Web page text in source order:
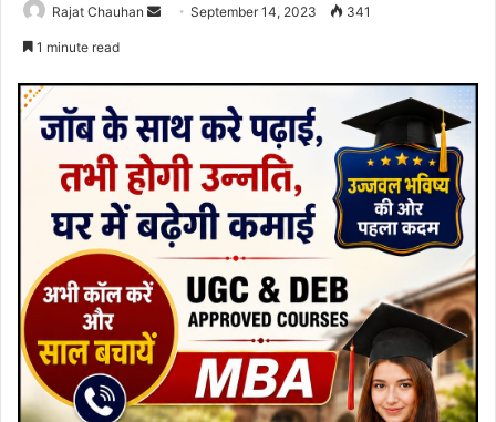
Rajat Chauhan
Send September 14, 2023 341
1 minute read